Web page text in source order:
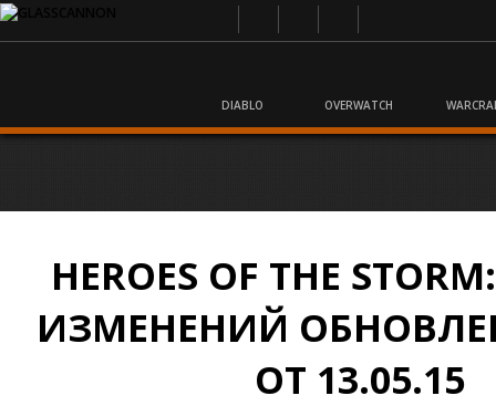
DIABLO OVERWATCH
HEROES OF THE
ИЗМЕНЕНИЙ
ОТ 13.05.15